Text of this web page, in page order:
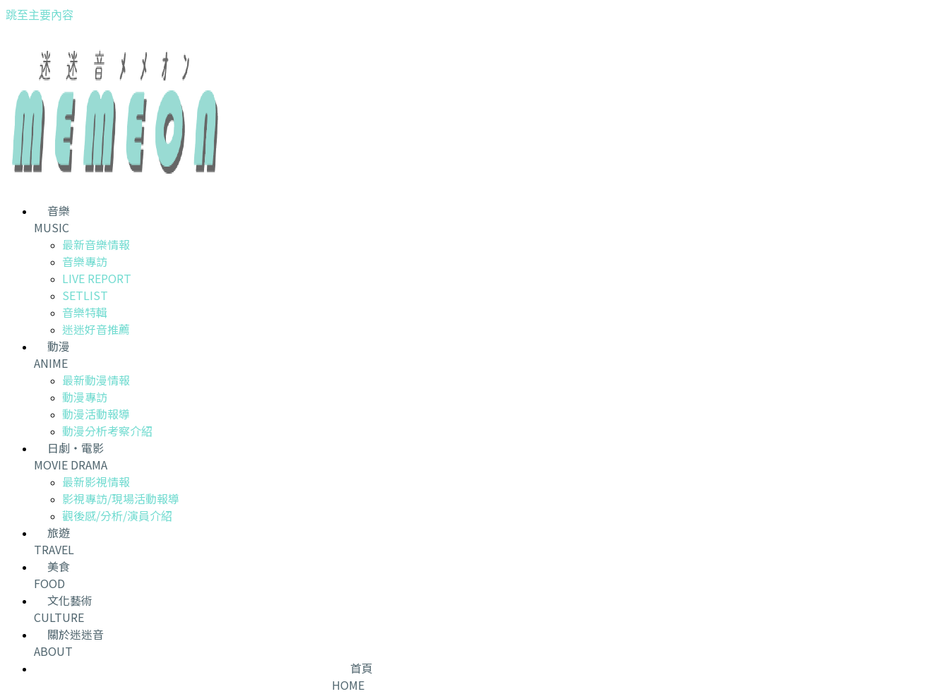
跳至主要內容
音樂
MUSIC
最新音樂情報
音樂專訪
LIVE REPORT
SETLIST
音樂特輯
迷迷好音推薦
動漫
ANIME
最新動漫情報
動漫專訪
動漫活動報導
動漫分析考察介紹
日劇・電影
MOVIE DRAMA
最新影視情報
影視專訪/現場活動報導
觀後感/分析/演員介紹
旅遊
TRAVEL
美食
FOOD
文化藝術
CULTURE
關於迷迷音
ABOUT
首頁
HOME